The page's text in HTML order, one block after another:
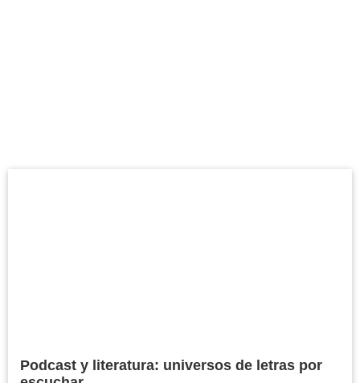
Podcast y literatura: universos de letras por